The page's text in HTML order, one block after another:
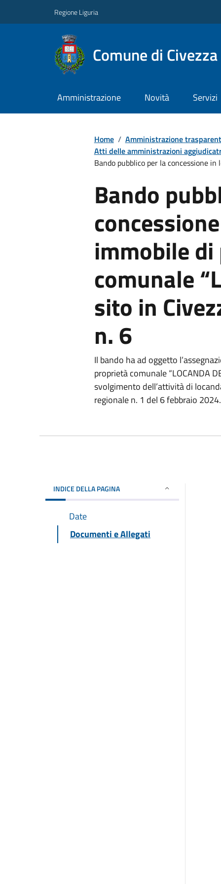
Regione Liguria
Comune di Civezza
Amministrazione Novità Servizi
Home / Amministrazione
Atti delle amministrazioni
Bando pubblico per la concessione
Bando
immobile
comunale
sito in
n. 6
Il bando ha ad oggetto
proprietà comunale “LOCANDA
svolgimento dell’attività di
regionale n. 1 del 6 febbraio 2024.
INDICE DELLA PAGINA
Date
Documenti e Allegati